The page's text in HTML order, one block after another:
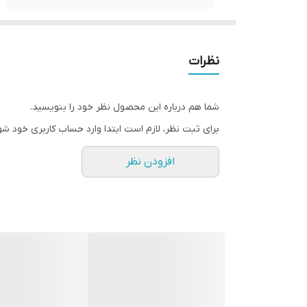
نظرات
شما هم درباره این محصول نظر خود را بنویسید.
برای ثبت نظر، لازم است ابتدا وارد حساب کاربری خود
افزودن نظر